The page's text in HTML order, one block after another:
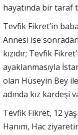
hayatında bir taraf
Tevfik Fikret’in
Annesi ise
kızıdır; Tevfik
ayaklanmasıyla
olan Hüseyin Bey
adında kız kardeşi
Tevfik Fikret, 12
Hanım, Hac